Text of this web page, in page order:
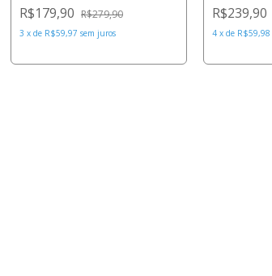
R$179,90 R$279,90
3 x de R$59,97 sem juros
R$239,90
4 x de R$59,98